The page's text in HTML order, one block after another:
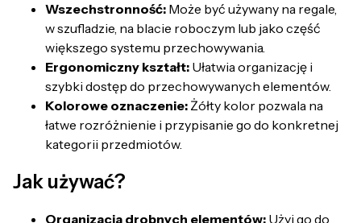
Wszechstronność: Może być używany na regale,
w szufladzie, na blacie roboczym lub jako część
większego systemu przechowywania.
Ergonomiczny kształt: Ułatwia organizację i
szybki dostęp do przechowywanych elementów.
Kolorowe oznaczenie: Żółty kolor pozwala na
łatwe rozróżnienie i przypisanie go do konkretnej
kategorii przedmiotów.
Jak używać?
Organizacja drobnych elementów: Użyj go do